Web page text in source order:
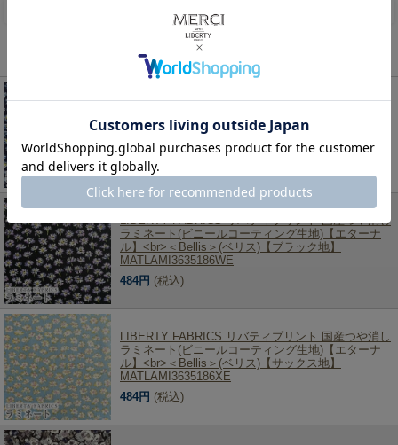
この商品を見た人は、こちらの商品もチェックしています！
LIBERTY FABRICS リバティプリント 国産つや消し
ラミネート(ビニールコーティング生地)【エターナ
ル】<br>＜Bellis＞(ベリス)【ネイビー地】
MATLAMI3635186YE
484円 (税込)
LIBERTY FABRICS リバティプリント 国産つや消し
ラミネート(ビニールコーティング生地)【エターナ
ル】<br>＜Bellis＞(ベリス)【ブラック地】
MATLAMI3635186WE
484円 (税込)
LIBERTY FABRICS リバティプリント 国産つや消し
ラミネート(ビニールコーティング生地)【エターナ
ル】<br>＜Bellis＞(ベリス)【サックス地】
MATLAMI3635186XE
484円 (税込)